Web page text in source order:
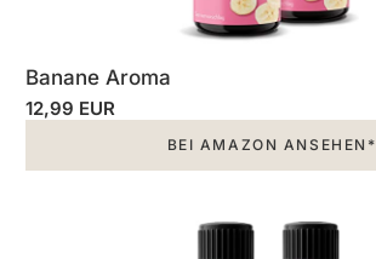
Banane Aroma
12,99 EUR
BEI AMAZON ANSEHEN*